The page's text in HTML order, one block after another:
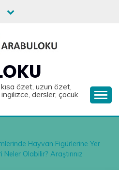
özet, uzun özet,
dersler, çocuk
Hayvan Figürlerine Yer
Olabilir? Araştırınız